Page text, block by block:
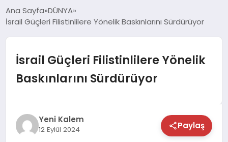
DÜNYA
EKONOMİ
TEKNOLOJİ
Ana Sayfa DÜNYA
İsrail Güçleri Filistinlilere Yönelik Baskınlarını Sürdürüyor
İsrail Güçleri Filistinlilere Yönelik
Baskınlarını Sürdürüyor
Yeni Kalem
12 Eylül 2024 Paylaş